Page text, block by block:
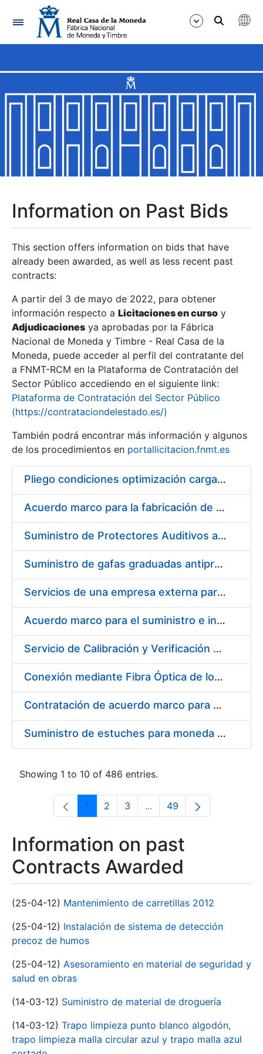
Navigation
Show/Hide
Show/Hide
Show/Hide
Show/Hide
Show/Hide
Show/Hide
Information on Past Bids
This section offers information on bids that have
already been awarded, as well as less recent past
contracts:
A partir del 3 de mayo de 2022, para obtener
información respecto a Licitaciones en curso y
Adjudicaciones ya aprobadas por la Fábrica
Nacional de Moneda y Timbre - Real Casa de la
Moneda, puede acceder al perfil del contratante del
a FNMT-RCM en la Plataforma de Contratación del
Sector Público accediendo en el siguiente link:
Plataforma de Contratación del Sector Público
(https://contrataciondelestado.es/)
También podrá encontrar más información y algunos
de los procedimientos en portallicitacion.fnmt.es
Pliego condiciones optimización cargas compras firmado
Acuerdo marco para la fabricación de piezas
Suministro de Protectores Auditivos a medida para las personas trabajadoras de los Centros de Trabajo de Madrid y Burgos
Suministro de gafas graduadas antiproyecciones para los trabajadores de la FNMT-RCM en los centros de trabajo de Madrid y Burgos
Servicios de una empresa externa para el asesoramiento y resolución de los recursos de alzada que se presentan relacionados con procesos de selección para la FNMT-RCM
Acuerdo marco para el suministro e instalación de persianas, estores y otros complementos
Servicio de Calibración y Verificación Externa de los Equipos de Medición del Servicio de Prevención de la FNMT-RCM
Conexión mediante Fibra Óptica de los Centros de Proceso de Datos (CPDs) de las sedes de la FNMT-RCM de Burgos y Madrid
Contratación de acuerdo marco para el Suministro de Material de Electricidad para la Fábrica Nacional de Moneda y Timbre-Real Casa de la Moneda en su centro de trabajo de Burgos
Suministro de estuches para moneda de 30 €
Showing 1 to 10 of 486 entries.
Page
1 Page
2 Page
3 ...Intermediate Pages Use
Page
49
Information on past
Contracts Awarded
(25-04-12) Mantenimiento de carretillas 2012
(25-04-12) Instalación de sistema de detección
precoz de humos
(25-04-12) Asesoramiento en material de seguridad y
salud en obras
(14-03-12) Suministro de material de droguería
(14-03-12) Trapo limpieza punto blanco algodón,
trapo limpieza malla circular azul y trapo malla azul